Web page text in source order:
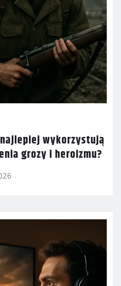
wykorzystują
grozy i heroizmu?